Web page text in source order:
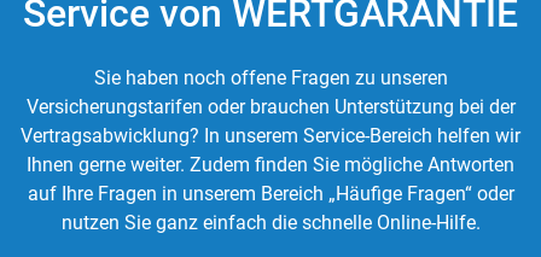
Service von WERTGARANTIE
Sie haben noch offene Fragen zu unseren
Versicherungstarifen oder brauchen Unterstützung bei der
Vertragsabwicklung? In unserem Service-Bereich helfen wir
Ihnen gerne weiter. Zudem finden Sie mögliche Antworten
auf Ihre Fragen in unserem Bereich „Häufige Fragen“ oder
nutzen Sie ganz einfach die schnelle Online-Hilfe.